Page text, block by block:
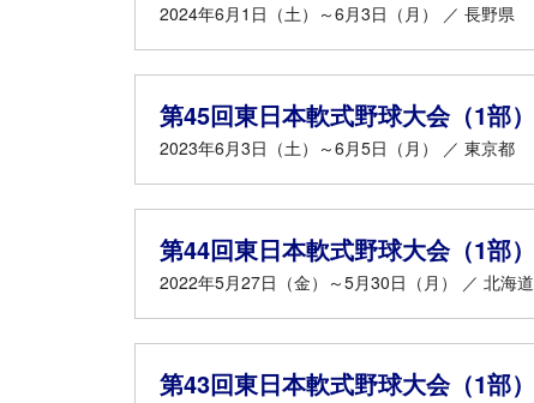
2024年6月1日（土）～6月3日（月） ／ 長野県
第45回東日本軟式野球大会（1部）
2023年6月3日（土）～6月5日（月） ／ 東京都
第44回東日本軟式野球大会（1部）
2022年5月27日（金）～5月30日（月） ／ 北海道
第43回東日本軟式野球大会（1部）